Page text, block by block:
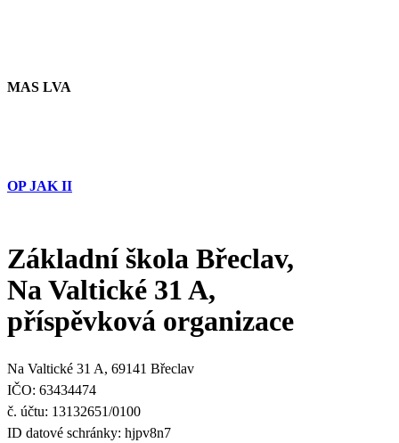
MAS LVA
OP JAK II
Základní škola Břeclav,
Na Valtické 31 A,
příspěvková organizace
Na Valtické 31 A, 69141 Břeclav
IČO: 63434474
č. účtu: 13132651/0100
ID datové schránky: hjpv8n7